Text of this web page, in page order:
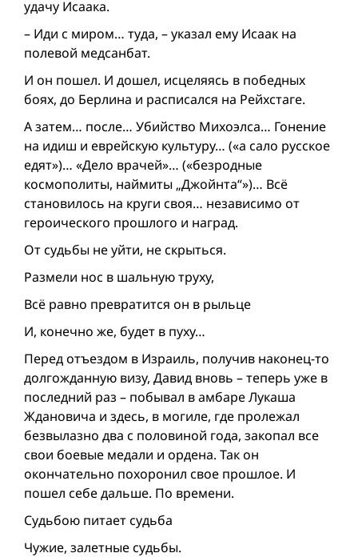
удачу Исаака.
– Иди с миром… туда, – указал ему Исаак на
полевой медсанбат.
И он пошел. И дошел, исцеляясь в победных
боях, до Берлина и расписался на Рейхстаге.
А затем… после… Убийство Михоэлса… Гонение
на идиш и еврейскую культуру… («а сало русское
едят»)… «Дело врачей»… («безродные
космополиты, наймиты „Джойнта“»)… Всё
становилось на круги своя… независимо от
героического прошлого и наград.
От судьбы не уйти, не скрыться.
Размели нос в шальную труху,
Всё равно превратится он в рыльце
И, конечно же, будет в пуху…
Перед отъездом в Израиль, получив наконец-то
долгожданную визу, Давид вновь – теперь уже в
последний раз – побывал в амбаре Лукаша
Ждановича и здесь, в могиле, где пролежал
безвылазно два с половиной года, закопал все
свои боевые медали и ордена. Так он
окончательно похоронил свое прошлое. И
пошел себе дальше. По времени.
Судьбою питает судьба
Чужие, залетные судьбы.